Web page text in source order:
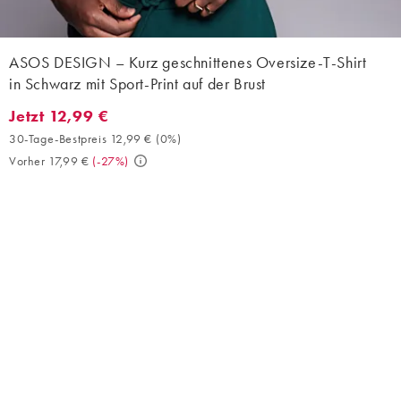
ASOS DESIGN – Kurz geschnittenes Oversize-T-Shirt
in Schwarz mit Sport-Print auf der Brust
Jetzt 12,99 €. 30-Tage-Bestpreis 12,99 € (0%). Vorher 17,99 €.
Jetzt 12,99 €
30-Tage-Bestpreis 12,99 € (0%)
Vorher 17,99 € (-27%)